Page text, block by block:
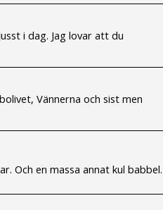
i dag. Jag lovar att du
Vännerna och sist men
Och en massa annat kul babbel.